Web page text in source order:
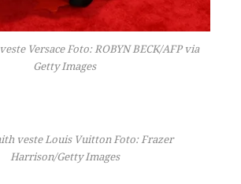
Versace Foto: ROBYN BECK/AFP via
Getty Images
veste Louis Vuitton Foto: Frazer
Harrison/Getty Images